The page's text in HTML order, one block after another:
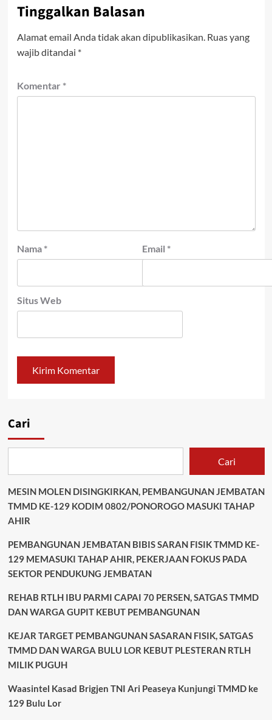
Tinggalkan Balasan
Alamat email Anda tidak akan dipublikasikan. Ruas yang
wajib ditandai *
Komentar *
Nama * Email *
Situs Web
Cari
Cari
MESIN MOLEN DISINGKIRKAN, PEMBANGUNAN JEMBATAN
TMMD KE-129 KODIM 0802/PONOROGO MASUKI TAHAP
AHIR
PEMBANGUNAN JEMBATAN BIBIS SARAN FISIK TMMD KE-
129 MEMASUKI TAHAP AHIR, PEKERJAAN FOKUS PADA
SEKTOR PENDUKUNG JEMBATAN
REHAB RTLH IBU PARMI CAPAI 70 PERSEN, SATGAS TMMD
DAN WARGA GUPIT KEBUT PEMBANGUNAN
KEJAR TARGET PEMBANGUNAN SASARAN FISIK, SATGAS
TMMD DAN WARGA BULU LOR KEBUT PLESTERAN RTLH
MILIK PUGUH
Waasintel Kasad Brigjen TNI Ari Peaseya Kunjungi TMMD ke
129 Bulu Lor